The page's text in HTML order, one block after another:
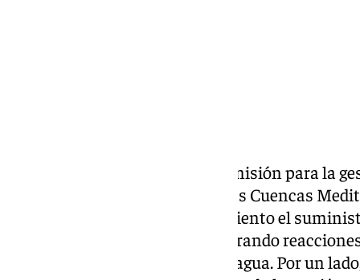
La decisión adoptada por la Comisión para la
Demarcación Hidrográfica de las Cuencas
jueves, recortando un diez por ciento el
provincia de Málaga, sigue generando
consecuencias en los cortes de agua. Por un